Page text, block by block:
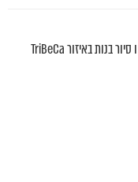
1 מחשבה על “סיור משפחתי ב Lower East Side ו סיור בנות באיזור TriBeCa